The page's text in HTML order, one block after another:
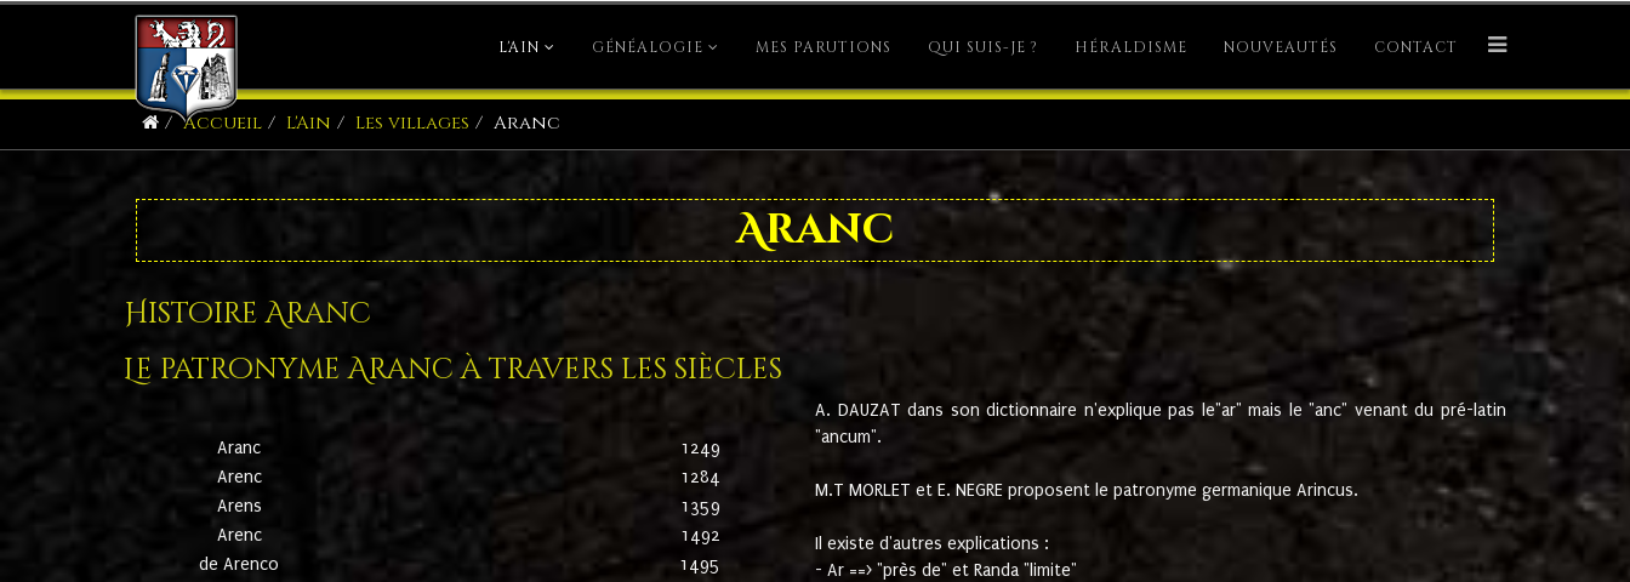
L'AIN GÉNÉALOGIE MES PARUTIONS QUI SUIS-JE ? HÉRALDISME NOUVEAUTÉS CONTACT
Accueil L'Ain Les villages Aranc
Aranc
Histoire Aranc
Le patronyme Aranc à travers les siècles
Aranc
1249
Arenc
1284
Arens
1359
Arenc
1492
de Arenco
1495
A. DAUZAT dans son dictionnaire n'explique pas le"ar" mais le "anc" venant du pré-latin
"ancum".
M.T MORLET et E. NEGRE proposent le patronyme germanique Arincus.
Il existe d'autres explications :
- Ar ==> "près de" et Randa "limite"